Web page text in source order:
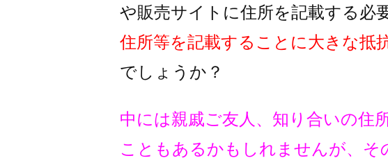
や販売サイトに住所を記載する必
住所等を記載することに大きな抵
でしょうか？
中には親戚ご友人、知り合いの住
こともあるかもしれませんが、そ